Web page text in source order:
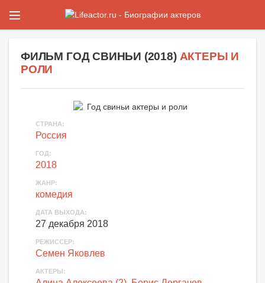
ФИЛЬМ ГОД СВИНЬИ (2018) АКТЕРЫ И
РОЛИ
СТРАНА:
Россия
ГОД:
2018
ЖАНР:
комедия
ДАТА ВЫХОДА:
27 декабря 2018
РЕЖИССЕР:
Семен Яковлев
АКТЕРЫ: